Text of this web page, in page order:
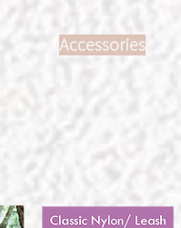
Accessories